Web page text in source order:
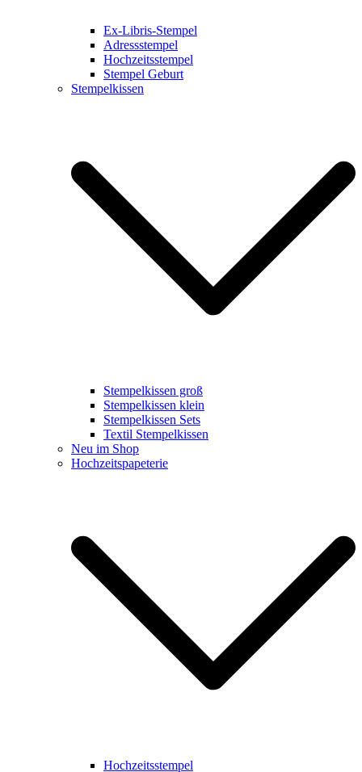
Ex-Libris-Stempel
Adressstempel
Hochzeitsstempel
Stempel Geburt
Stempelkissen
Stempelkissen groß
Stempelkissen klein
Stempelkissen Sets
Textil Stempelkissen
Neu im Shop
Hochzeitspapeterie
Hochzeitsstempel